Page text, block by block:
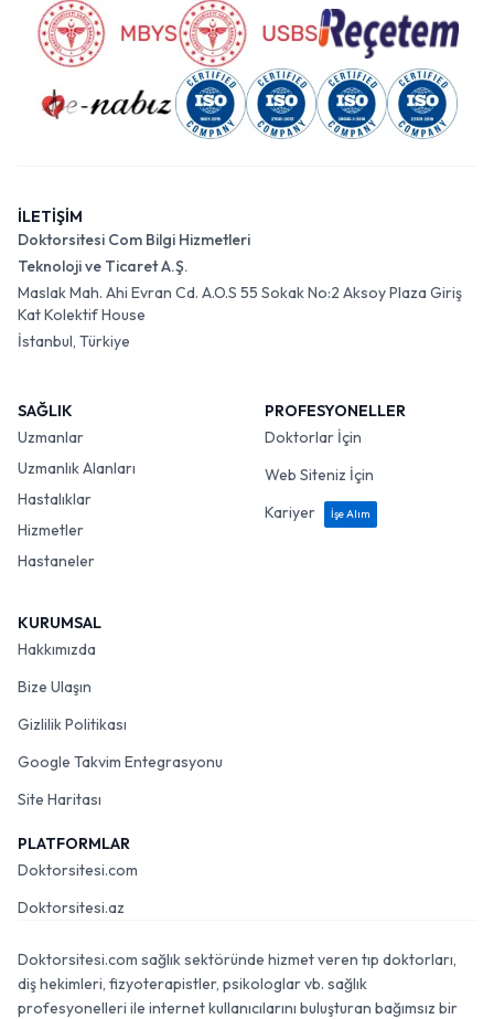
İLETİŞİM
Doktorsitesi Com Bilgi Hizmetleri
Teknoloji ve Ticaret A.Ş.
Maslak Mah. Ahi Evran Cd. A.O.S 55 Sokak No:2 Aksoy Plaza Giriş
Kat Kolektif House
İstanbul, Türkiye
SAĞLIK
Uzmanlar
Uzmanlık Alanları
Hastalıklar
Hizmetler
Hastaneler
PROFESYONELLER
Doktorlar İçin
Web Siteniz İçin
Kariyer
İşe Alım
KURUMSAL
Hakkımızda
Bize Ulaşın
Gizlilik Politikası
Google Takvim Entegrasyonu
Site Haritası
PLATFORMLAR
Doktorsitesi.com
Doktorsitesi.az
Doktorsitesi.com sağlık sektöründe hizmet veren tıp doktorları,
diş hekimleri, fizyoterapistler, psikologlar vb. sağlık
profesyonelleri ile internet kullanıcılarını buluşturan bağımsız bir